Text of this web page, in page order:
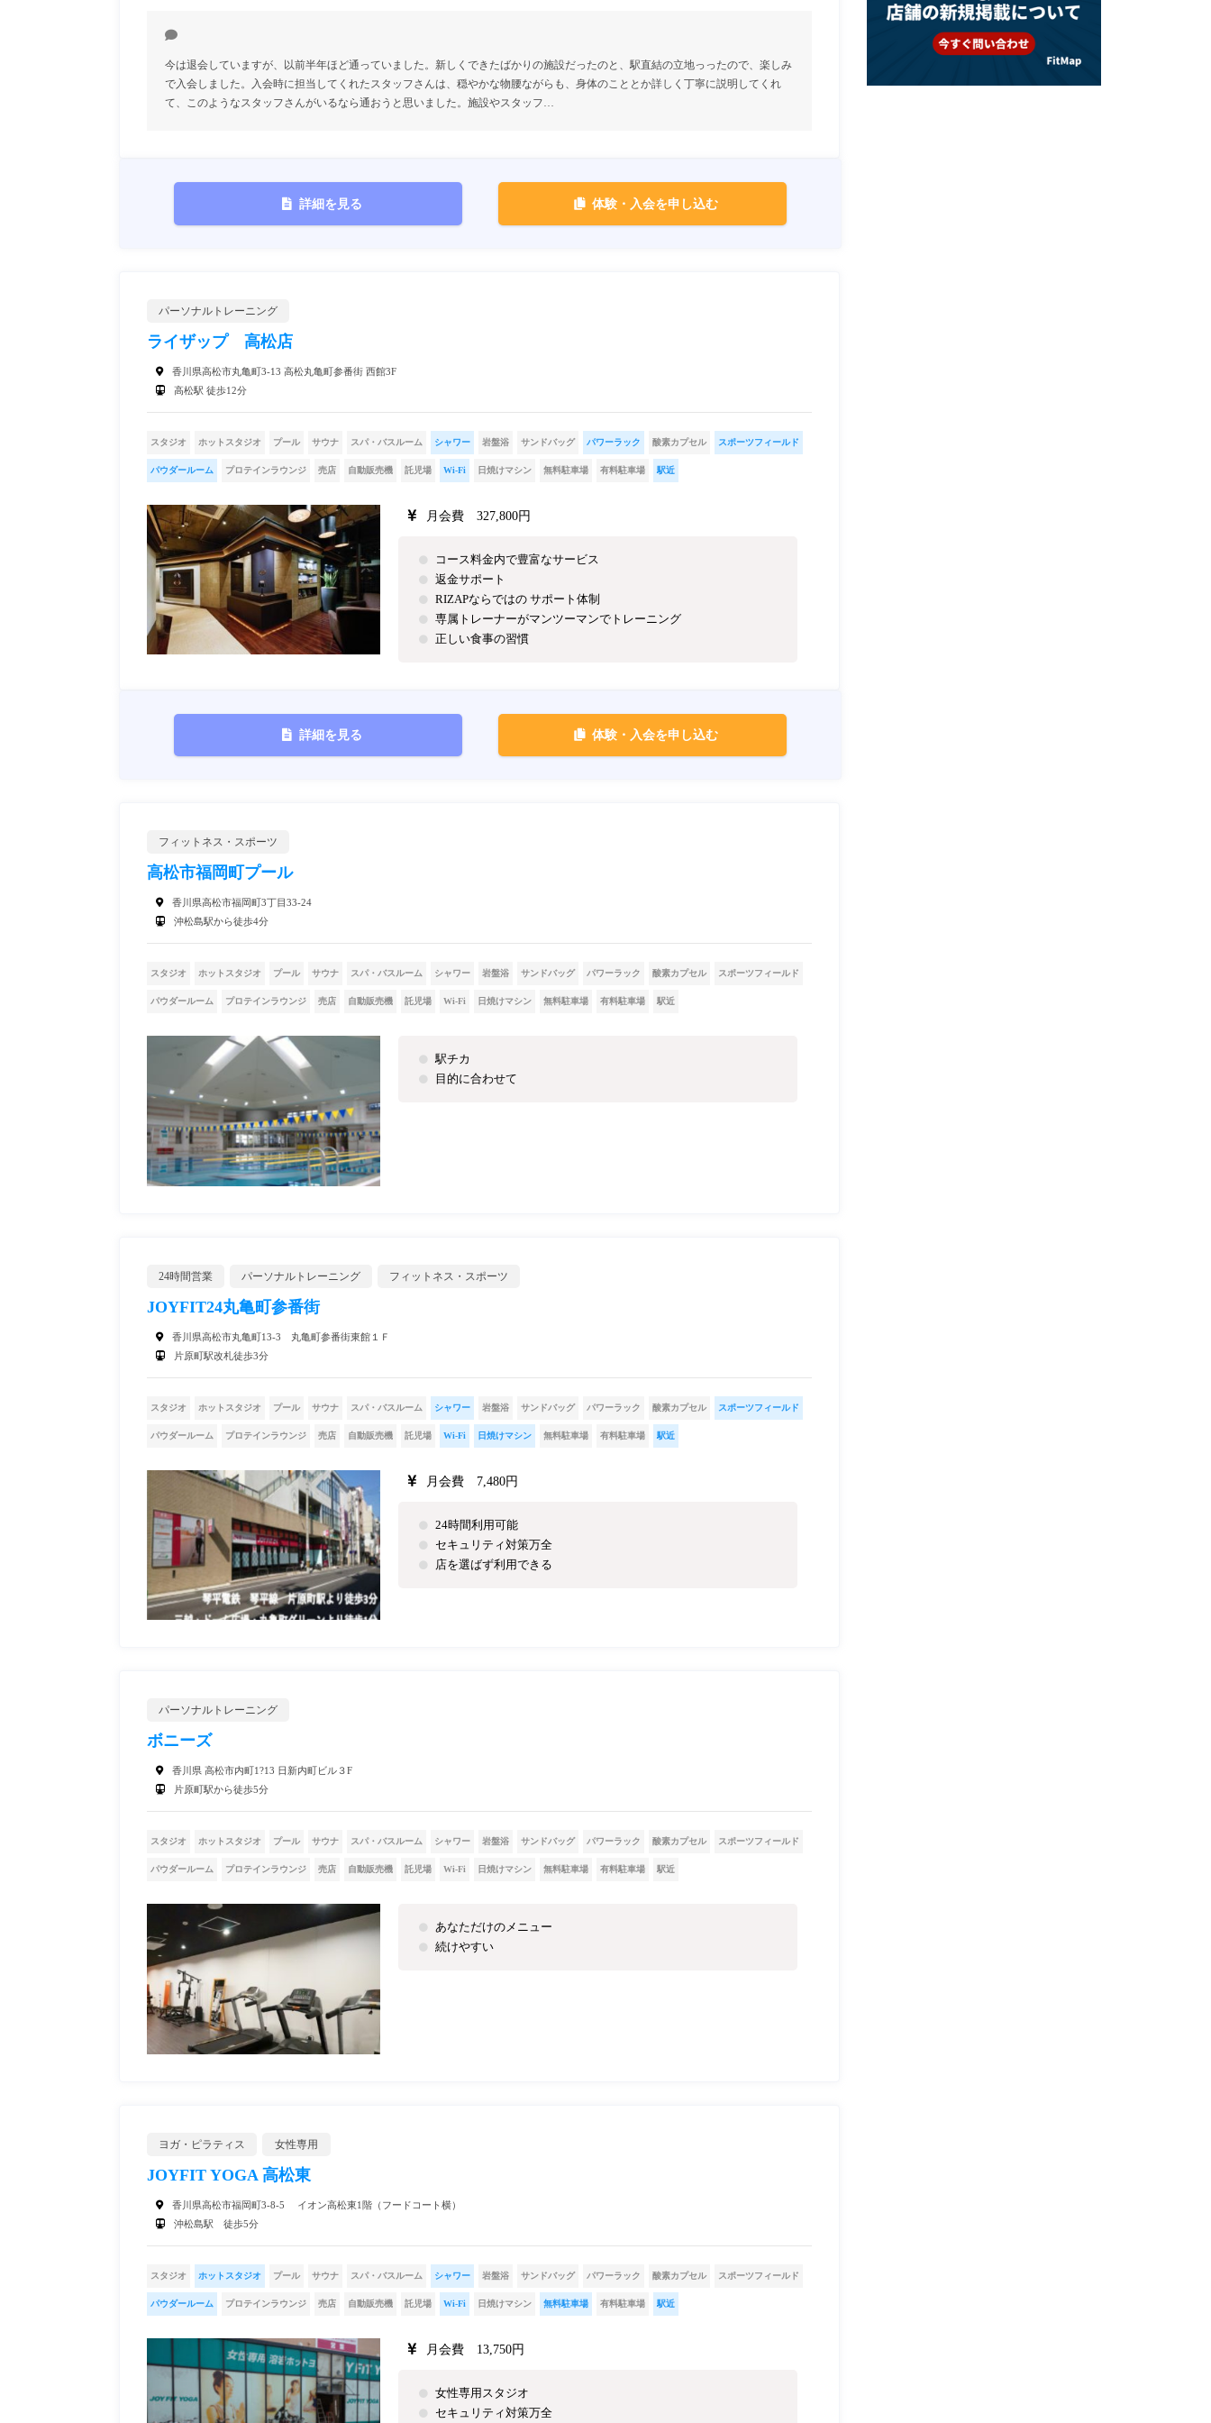
今は退会していますが、以前半年ほど通っていました。新しくできたばかりの施設だったのと、駅直結の立地っったので、楽しみ
で入会しました。入会時に担当してくれたスタッフさんは、穏やかな物腰ながらも、身体のこととか詳しく丁寧に説明してくれ
て、このようなスタッフさんがいるなら通おうと思いました。施設やスタッフ…
詳細を見る 体験・入会を申し込む
パーソナルトレーニング
ライザップ 高松店
香川県高松市丸亀町3-13 高松丸亀町参番街 西館3F
高松駅 徒歩12分
スタジオ ホットスタジオ プール サウナ スパ・バスルーム シャワー 岩盤浴 サンドバッグ パワーラック 酸素カプセル スポーツフィールド
パウダールーム プロテインラウンジ 売店 自動販売機 託児場 Wi-Fi 日焼けマシン 無料駐車場 有料駐車場 駅近
月会費 327,800円
コース料金内で豊富なサービス
返金サポート
RIZAPならではの サポート体制
専属トレーナーがマンツーマンでトレーニング
正しい食事の習慣
詳細を見る 体験・入会を申し込む
フィットネス・スポーツ
高松市福岡町プール
香川県高松市福岡町3丁目33-24
沖松島駅から徒歩4分
スタジオ ホットスタジオ プール サウナ スパ・バスルーム シャワー 岩盤浴 サンドバッグ パワーラック 酸素カプセル スポーツフィールド
パウダールーム プロテインラウンジ 売店 自動販売機 託児場 Wi-Fi 日焼けマシン 無料駐車場 有料駐車場 駅近
駅チカ
目的に合わせて
24時間営業 パーソナルトレーニング フィットネス・スポーツ
JOYFIT24丸亀町参番街
香川県高松市丸亀町13-3 丸亀町参番街東館１Ｆ
片原町駅改札徒歩3分
スタジオ ホットスタジオ プール サウナ スパ・バスルーム シャワー 岩盤浴 サンドバッグ パワーラック 酸素カプセル スポーツフィールド
パウダールーム プロテインラウンジ 売店 自動販売機 託児場 Wi-Fi 日焼けマシン 無料駐車場 有料駐車場 駅近
月会費 7,480円
24時間利用可能
セキュリティ対策万全
店を選ばず利用できる
パーソナルトレーニング
ボニーズ
香川県 高松市内町1?13 日新内町ビル３F
片原町駅から徒歩5分
スタジオ ホットスタジオ プール サウナ スパ・バスルーム シャワー 岩盤浴 サンドバッグ パワーラック 酸素カプセル スポーツフィールド
パウダールーム プロテインラウンジ 売店 自動販売機 託児場 Wi-Fi 日焼けマシン 無料駐車場 有料駐車場 駅近
あなただけのメニュー
続けやすい
ヨガ・ピラティス 女性専用
JOYFIT YOGA 高松東
香川県高松市福岡町3-8-5 イオン高松東1階（フードコート横）
沖松島駅 徒歩5分
スタジオ ホットスタジオ プール サウナ スパ・バスルーム シャワー 岩盤浴 サンドバッグ パワーラック 酸素カプセル スポーツフィールド
パウダールーム プロテインラウンジ 売店 自動販売機 託児場 Wi-Fi 日焼けマシン 無料駐車場 有料駐車場 駅近
月会費 13,750円
女性専用スタジオ
セキュリティ対策万全